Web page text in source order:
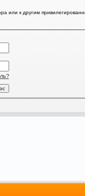
или к другим